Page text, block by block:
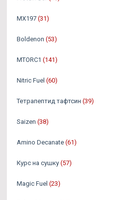
MX197 (31)
Boldenon (53)
MTORC1 (141)
Nitric Fuel (60)
Тетрапептид тафтсин (39)
Saizen (38)
Amino Decanate (61)
Курс на сушку (57)
Magic Fuel (23)